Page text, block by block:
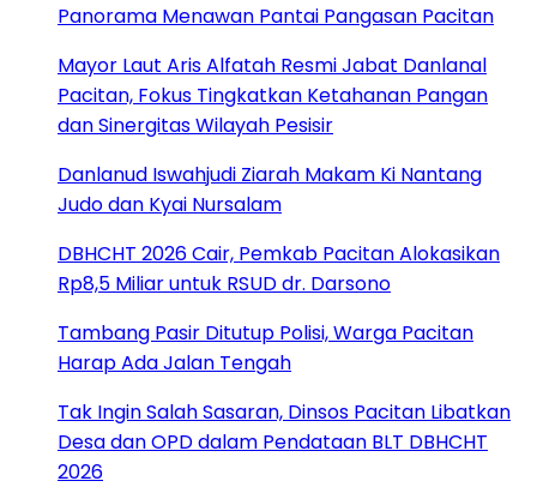
Panorama Menawan Pantai Pangasan Pacitan
Mayor Laut Aris Alfatah Resmi Jabat Danlanal
Pacitan, Fokus Tingkatkan Ketahanan Pangan
dan Sinergitas Wilayah Pesisir
Danlanud Iswahjudi Ziarah Makam Ki Nantang
Judo dan Kyai Nursalam
DBHCHT 2026 Cair, Pemkab Pacitan Alokasikan
Rp8,5 Miliar untuk RSUD dr. Darsono
Tambang Pasir Ditutup Polisi, Warga Pacitan
Harap Ada Jalan Tengah
Tak Ingin Salah Sasaran, Dinsos Pacitan Libatkan
Desa dan OPD dalam Pendataan BLT DBHCHT
2026